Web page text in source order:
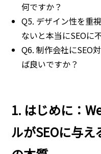
何ですか？
Q5. デザイン性を重
ないと本当にSEOに
Q6. 制作会社にSEO
ば良いですか？
1. はじめに：
ルがSEOに与え